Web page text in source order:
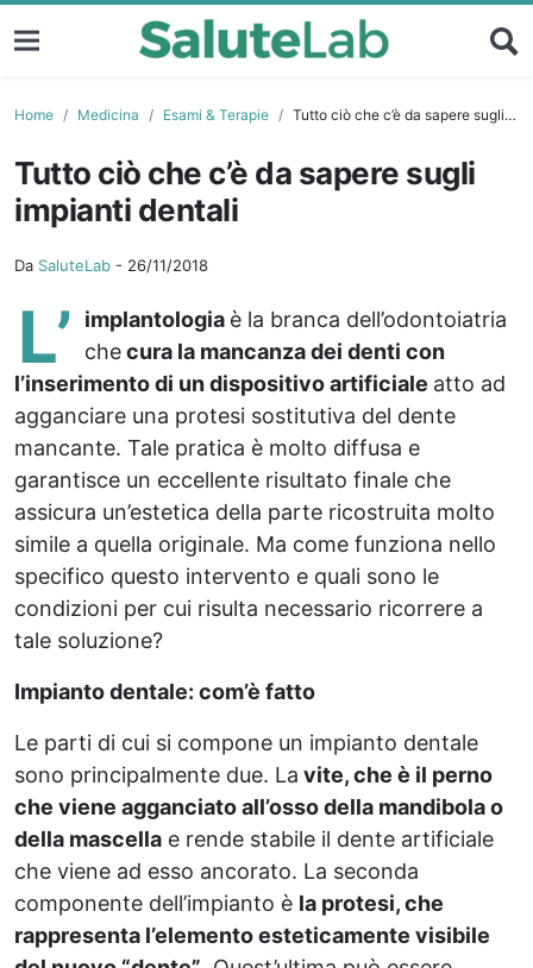
Home Medicina Esami & Terapie Tutto ciò che c’è da sapere sugli impianti dentali
Tutto ciò che c’è da sapere sugli
impianti dentali
Da SaluteLab - 26/11/2018
L’ implantologia è la branca dell’odontoiatria
checura la mancanza dei denti con
l’inserimento di un dispositivo artificiale atto ad
agganciare una protesi sostitutiva del dente
mancante. Tale pratica è molto diffusa e
garantisce un eccellente risultato finale che
assicura un’estetica della parte ricostruita molto
simile a quella originale. Ma come funziona nello
specifico questo intervento e quali sono le
condizioni per cui risulta necessario ricorrere a
tale soluzione?
Impianto dentale: com’è fatto
Le parti di cui si compone un impianto dentale
sono principalmente due. La vite, che è il perno
che viene agganciato all’osso della mandibola o
della mascella e rende stabile il dente artificiale
che viene ad esso ancorato. La seconda
componente dell’impianto è la protesi, che
rappresenta l’elemento esteticamente visibile